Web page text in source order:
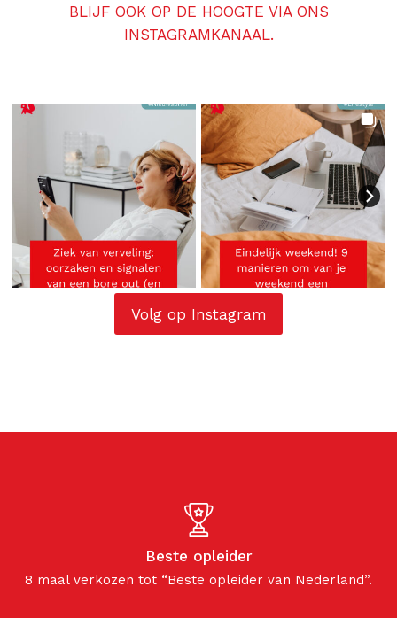
BLIJF OOK OP DE HOOGTE VIA ONS
INSTAGRAMKANAAL.
Volg op Instagram
Beste opleider
8 maal verkozen tot “Beste opleider van Nederland”.